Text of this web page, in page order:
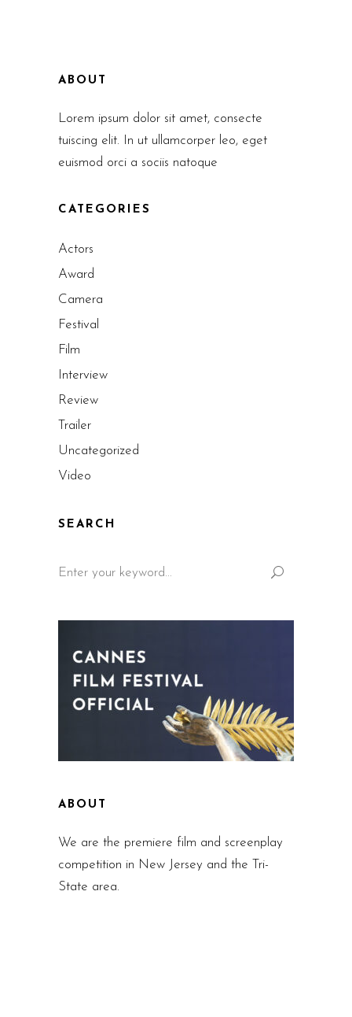
ABOUT
Lorem ipsum dolor sit amet, consecte
tuiscing elit. In ut ullamcorper leo, eget
euismod orci a sociis natoque
CATEGORIES
Actors
Award
Camera
Festival
Film
Interview
Review
Trailer
Uncategorized
Video
SEARCH
for:
ABOUT
We are the premiere film and screenplay
competition in New Jersey and the Tri-
State area.